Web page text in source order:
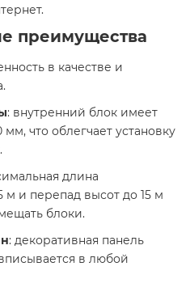
преимущества
в качестве и
: внутренний блок имеет
что облегчает установку
длина
и перепад высот до 15 м
блоки.
: декоративная панель
в любой